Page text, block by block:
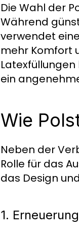
Die Wahl der
Während
verwendet
mehr Komfort
ein
Wie
Neben der
Rolle für das
das Design
1.